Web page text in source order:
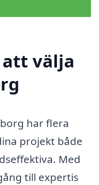
att välja
har flera
projekt både
Med
till expertis